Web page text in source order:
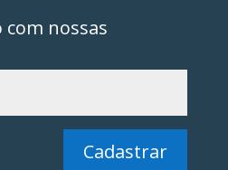
com nossas
Cadastrar